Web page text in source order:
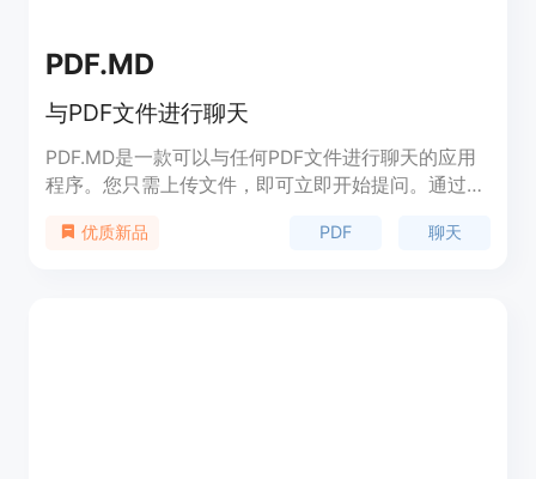
PDF.MD
与PDF文件进行聊天
PDF.MD是一款可以与任何PDF文件进行聊天的应用
程序。您只需上传文件，即可立即开始提问。通过
息、摘要和数据提取。我们有免费和付费的计划可供
优质新品 PDF 聊天